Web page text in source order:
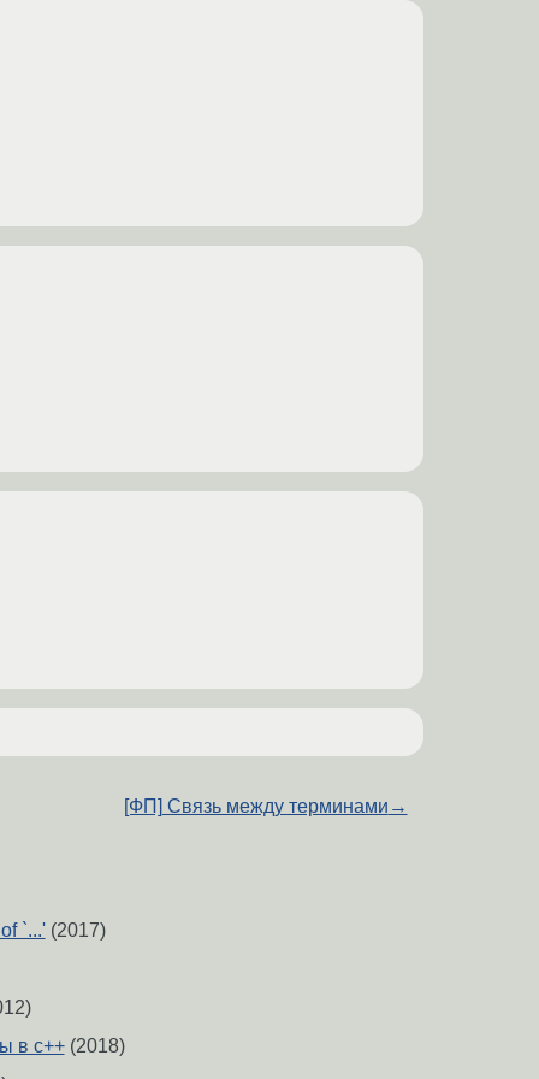
[ФП] Связь между терминами →
`...'(2017)
в c++(2018)